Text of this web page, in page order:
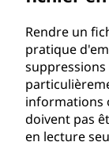
Rendre un
pratique
suppressions
informations
doivent pas
en lecture